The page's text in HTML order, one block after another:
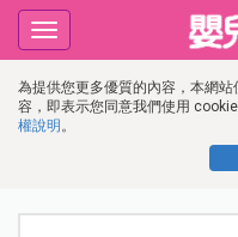
為提供您更多優質的內容，本網
容，即表示您同意我們使用
權說明 。
Toggle
navigation